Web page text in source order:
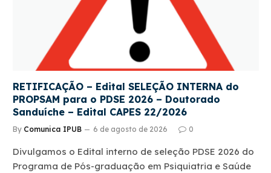
RETIFICAÇÃO – Edital SELEÇÃO INTERNA do
PROPSAM para o PDSE 2026 – Doutorado
Sanduíche – Edital CAPES 22/2026
By Comunica IPUB 6 de agosto de 2026 0
Divulgamos o Edital interno de seleção PDSE 2026 do
Programa de Pós-graduação em Psiquiatria e Saúde